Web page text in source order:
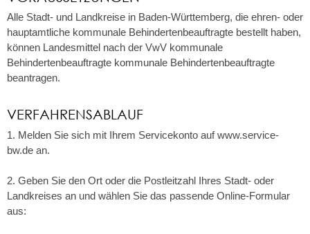
Alle Stadt- und Landkreise in Baden-Württemberg, die ehren- oder
hauptamtliche kommunale Behindertenbeauftragte bestellt haben,
können Landesmittel nach der VwV kommunale
Behindertenbeauftragte kommunale Behindertenbeauftragte
beantragen.
VERFAHRENSABLAUF
1. Melden Sie sich mit Ihrem Servicekonto auf www.service-
bw.de an.
2. Geben Sie den Ort oder die Postleitzahl Ihres Stadt- oder
Landkreises an und wählen Sie das passende Online-Formular
aus: